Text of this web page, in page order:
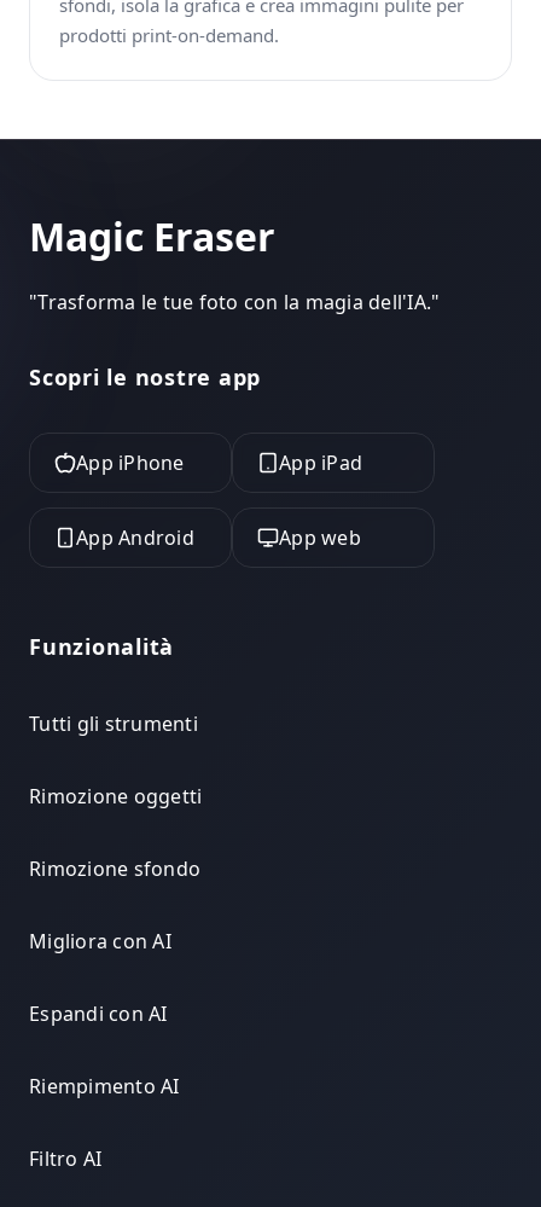
sfondi, isola la grafica e crea immagini pulite per
prodotti print-on-demand.
Magic Eraser
"Trasforma le tue foto con la magia dell'IA."
Scopri le nostre app
App iPhone App iPad
App Android App web
Funzionalità
Tutti gli strumenti
Rimozione oggetti
Rimozione sfondo
Migliora con AI
Espandi con AI
Riempimento AI
Filtro AI